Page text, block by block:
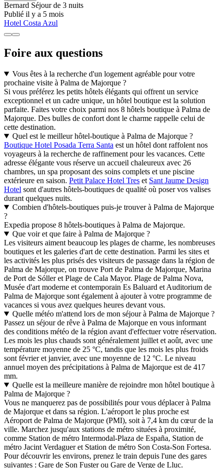
Bernard Séjour de 3 nuits
Publié il y a 5 mois
Hotel Costa Azul
Foire aux questions
Vous êtes à la recherche d'un logement agréable pour votre
prochaine visite à Palma de Majorque ?
Si vous préférez les petits hôtels élégants qui offrent un service
exceptionnel et un cadre unique, un hôtel boutique est la solution
parfaite. Faites votre choix parmi nos 8 hôtels boutique à Palma de
Majorque. Des bulles de confort dont le charme rappelle celui de
cette destination.
Quel est le meilleur hôtel-boutique à Palma de Majorque ?
Boutique Hotel Posada Terra Santa est un hôtel dont raffolent nos
voyageurs à la recherche de raffinement pour les vacances. Cette
adresse élégante vous réserve un accueil chaleureux avec 26
chambres, un spa proposant des soins complets et une piscine
extérieure en saison. Petit Palace Hotel Tres et Sant Jaume Design
Hotel sont d'autres hôtels-boutiques de qualité où poser vos valises
durant quelques nuits.
Combien d'hôtels-boutiques puis-je trouver à Palma de Majorque
?
Expedia propose 8 hôtels-boutiques à Palma de Majorque.
Que voir et que faire à Palma de Majorque ?
Les visiteurs aiment beaucoup les plages de charme, les nombreuses
boutiques et les galeries d'art de cette destination. Parmi les sites et
les activités les plus prisés des visiteurs de passage dans la région de
Palma de Majorque, on trouve Port de Palma de Majorque, Marina
de Port de Sóller et Plage de Cala Mayor. Plage de Palma Nova,
Musée d'art moderne et contemporain Es Baluard et Auditorium de
Palma de Majorque sont également à ajouter à votre programme de
vacances si vous avez quelques heures devant vous.
Quelle météo m'attend lors de mon séjour à Palma de Majorque ?
Passez un séjour de rêve à Palma de Majorque en vous informant
des conditions météo de la région avant d'effectuer votre réservation.
Les mois les plus chauds sont généralement juillet et août, avec une
température moyenne de 25 °C, tandis que les mois les plus froids
sont février et janvier, avec une moyenne de 12 °C. Le niveau
annuel moyen des précipitations à Palma de Majorque est de 417
mm.
Quelle est la meilleure manière de rejoindre mon hôtel boutique à
Palma de Majorque ?
Vous ne manquerez pas de possibilités pour vous déplacer à Palma
de Majorque et dans sa région. L'aéroport le plus proche est
Aéroport de Palma de Majorque (PMI), soit à 7,4 km du cœur de la
ville. Marchez jusqu'aux stations de métro situées à proximité,
comme Station de métro Intermodal-Plaza de España, Station de
métro Jacint Verdaguer et Station de métro Son Costa-Son Fortesa.
Pour découvrir les environs, prenez le train depuis l'une des gares
suivantes : Gare de Son Fuster ou Gare de Verge de Lluc.